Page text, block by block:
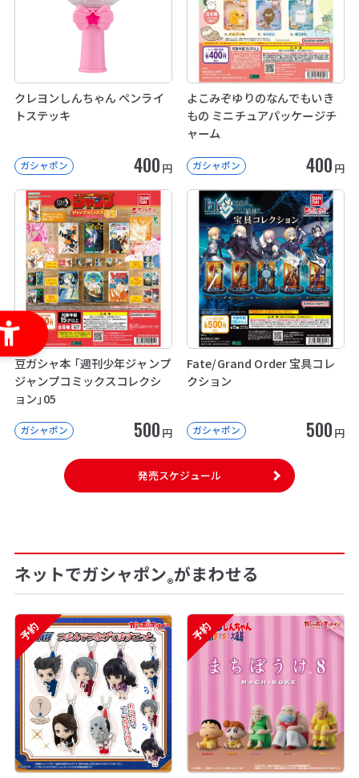
クレヨンしんちゃん ペンライ
トステッキ
ガシャポン 400 円
よこみぞゆりのなんでもいき
もの ミニチュアパッケージチ
ャーム
ガシャポン 400 円
豆ガシャ本 「週刊少年ジャンプ
ジャンプコミックスコレクシ
ョン」05
ガシャポン 500 円
Fate/Grand Order 宝具コレ
クション
ガシャポン 500 円
発売スケジュール
ネットでガシャポン®がまわせる
予約 予約